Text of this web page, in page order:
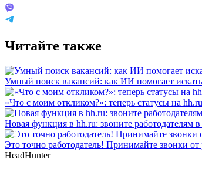
Читайте также
Умный поиск вакансий: как ИИ помогает
«Что с моим откликом?»: теперь статусы на
Новая функция в hh.ru: звоните работодателям
Это точно работодатель! Принимайте звонки
HeadHunter